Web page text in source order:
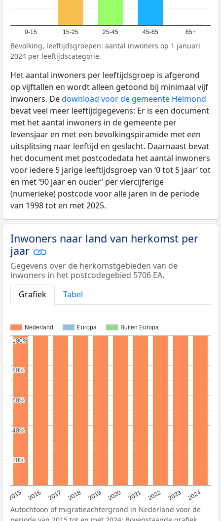
0-15 15-25 25-45 45-65 65+
Bevolking, leeftijdsgroepen: aantal inwoners op 1 januari
2024 per leeftijdscategorie.
Het aantal inwoners per leeftijdsgroep is afgerond
op vijftallen en wordt alleen getoond bij minimaal vijf
inwoners. Dedownload voor de gemeente Helmond
bevat veel meer leeftijdgegevens: Er is een document
met het aantal inwoners in de gemeente per
levensjaar en met een bevolkingspiramide met een
uitsplitsing naar leeftijd en geslacht. Daarnaast bevat
het document met postcodedata het aantal inwoners
voor iedere 5 jarige leeftijdsgroep van ‘0 tot 5 jaar’ tot
en met ‘90 jaar en ouder’ per viercijferige
(numerieke) postcode voor alle jaren in de periode
van 1998 tot en met 2025.
Inwoners naar land van herkomst per
jaar
Gegevens over de herkomstgebieden van de
inwoners in het postcodegebied 5706 EA.
Grafiek
Tabel
Nederland Europa Buiten Europa
2015 2016 2017 2018 2019 2020 2021 2022 2023 2024
20%
20%
40%
40%
60%
60%
80%
80%
100%
100%
Autochtoon of migratieachtergrond in Nederland voor de